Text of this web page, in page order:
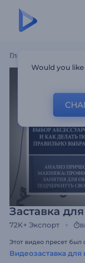
Главная
Заставка
72K+ Экспорт
Этот видео пресет
Видеозаставка
Would you